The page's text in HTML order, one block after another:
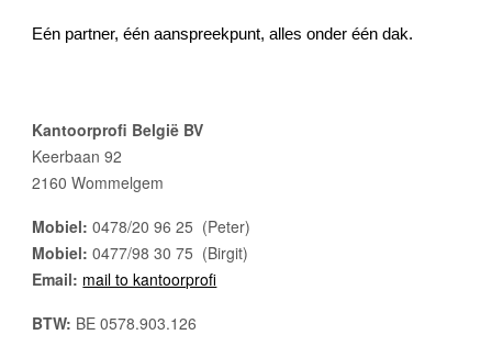
Eén partner, één aanspreekpunt, alles onder één dak.
Kantoorprofi België BV
Keerbaan 92
2160 Wommelgem
Mobiel: 0478/20 96 25 (Peter)
Mobiel: 0477/98 30 75 (Birgit)
Email: mail to kantoorprofi
BTW: BE 0578.903.126